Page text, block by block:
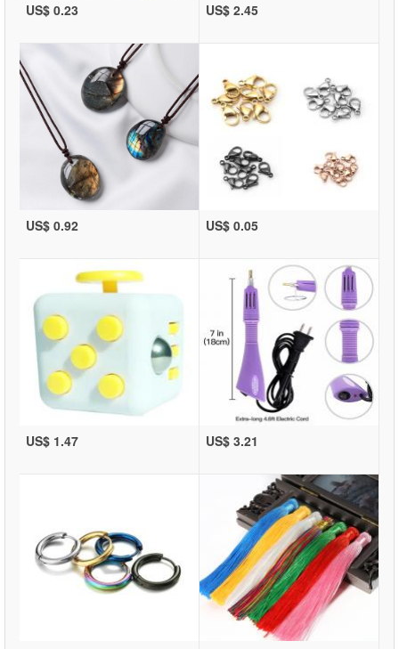
US$ 0.23 US$ 2.45
US$ 0.92 US$ 0.05
US$ 1.47 US$ 3.21